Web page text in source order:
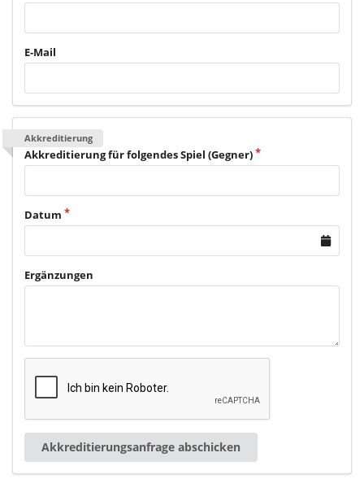
E-Mail
Akkreditierung
Akkreditierung für folgendes Spiel (Gegner)
Datum
Ergänzungen
Akkreditierungsanfrage abschicken